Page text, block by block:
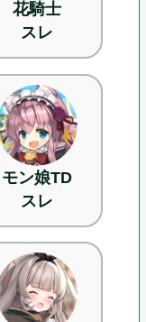
花騎士
スレ
モン娘TD
スレ